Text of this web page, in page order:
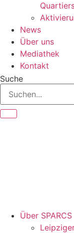
News
Über uns
Mediathek
Kontakt
Suche
Über SPARCS